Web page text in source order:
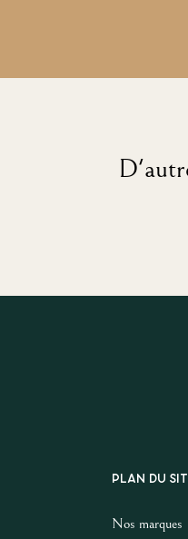
PLAN DU
Nos marques